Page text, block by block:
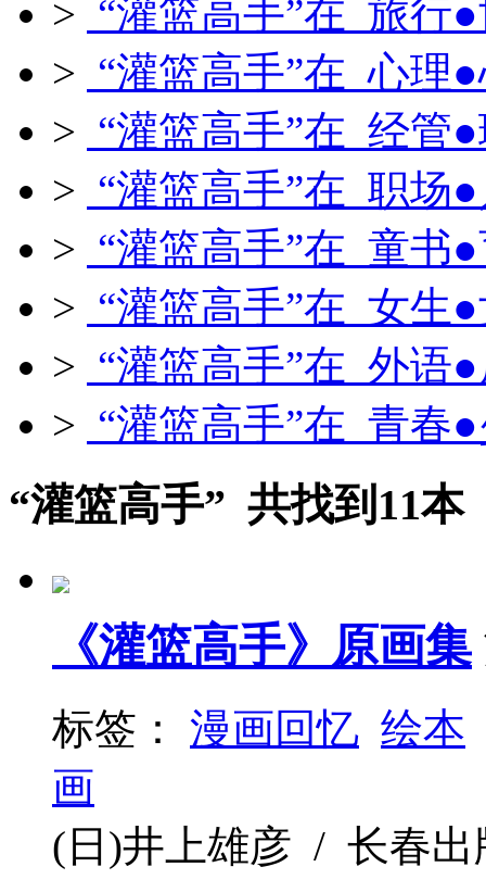
> “灌篮高手”在 旅行
> “灌篮高手”在 心理
> “灌篮高手”在 经管
> “灌篮高手”在 职场
> “灌篮高手”在 童书
> “灌篮高手”在 女生
> “灌篮高手”在 外语
> “灌篮高手”在 青春
“灌篮高手” 共找到11本
《灌篮高手》原画集
标签： 漫画回忆 绘本
画
(日)井上雄彦 / 长春出